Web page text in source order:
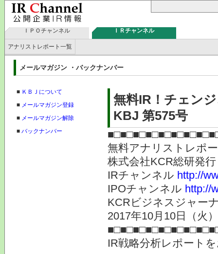
ＩＰＯチャンネル ＩＲチャンネル
アナリストレポート一覧
メールマガジン ・バックナンバー
■ ＫＢＪについて
■ メールマガジン登録
■ メールマガジン解除
■ バックナンバー
無料IR！チェン
KBJ 第575号
無料アナリストレポ
株式会社
IRチャンネル http://
IPOチャンネル http://
KCRビジネスジャー
2017年10月10日
IR戦略分析レポート